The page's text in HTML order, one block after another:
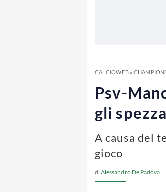
CALCIOWEB»
Psv-
gli
A causa del
gioco
diAlessandro De Padova